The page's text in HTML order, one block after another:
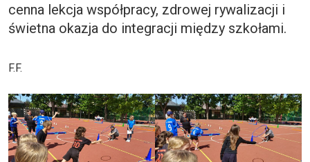
cenna lekcja współpracy, zdrowej rywalizacji i
świetna okazja do integracji między szkołami.
F.F.